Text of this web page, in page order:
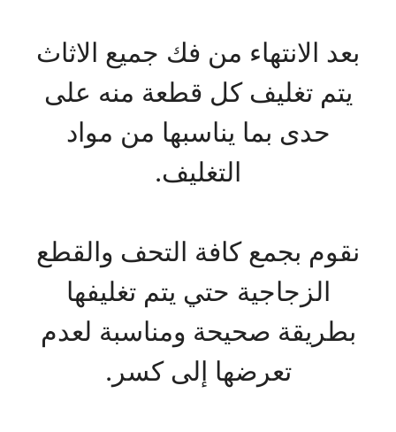
بعد الانتهاء من فك جميع الاثاث
يتم تغليف كل قطعة منه على
حدى بما يناسبها من مواد
التغليف.
نقوم بجمع كافة التحف والقطع
الزجاجية حتي يتم تغليفها
بطريقة صحيحة ومناسبة لعدم
تعرضها إلى كسر.